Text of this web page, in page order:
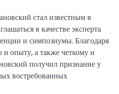
стал известным в
в качестве эксперта
и симпозиумы. Благодаря
опыту, а также четкому и
получил признание у
востребованных